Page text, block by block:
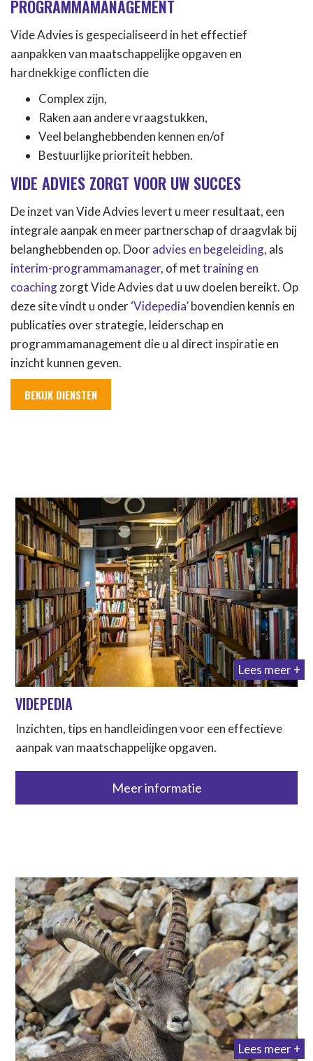
PROGRAMMAMANAGEMENT
Vide Advies is gespecialiseerd in het effectief
aanpakken van maatschappelijke opgaven en
hardnekkige conflicten die
Complex zijn,
Raken aan andere vraagstukken,
Veel belanghebbenden kennen en/of
Bestuurlijke prioriteit hebben.
VIDE ADVIES ZORGT VOOR UW SUCCES
De inzet van Vide Advies levert u meer resultaat, een
integrale aanpak en meer partnerschap of draagvlak bij
belanghebbenden op. Dooradvies en begeleiding, als
interim-programmamanager, of mettraining en
coachingzorgt Vide Advies dat u uw doelen bereikt. Op
deze site vindt u onder‘Videpedia’bovendien kennis en
publicaties over strategie, leiderschap en
programmamanagement die u al direct inspiratie en
inzicht kunnen geven.
BEKIJK DIENSTEN
Lees meer +
VIDEPEDIA
Inzichten, tips en handleidingen voor een effectieve
aanpak van maatschappelijke opgaven.
Meer informatie
Lees meer +